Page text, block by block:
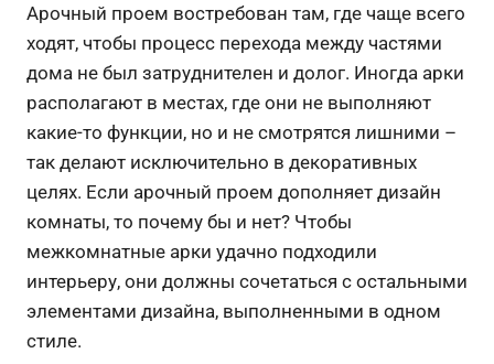
Арочный проем востребован там, где чаще всего
ходят, чтобы процесс перехода между частями
дома не был затруднителен и долог. Иногда арки
располагают в местах, где они не выполняют
какие-то функции, но и не смотрятся лишними –
так делают исключительно в декоративных
целях. Если арочный проем дополняет дизайн
комнаты, то почему бы и нет? Чтобы
межкомнатные арки удачно подходили
интерьеру, они должны сочетаться с остальными
элементами дизайна, выполненными в одном
стиле.